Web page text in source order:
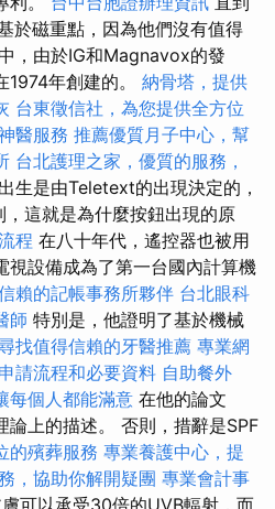
於磁重點，因為他們沒有值得
，由於IG和Magnavox的發
1974年創建的。 納骨塔，提供
台東徵信社，為您提供全方位
醫服務 推薦優質月子中心，幫
台北護理之家，優質的服務，
生是由Teletext的出現決定的，
這就是為什麼按鈕出現的原
程 在八十年代，遙控器也被用
視設備成為了第一台國內計算機
賴的記帳事務所夥伴 台北眼科
師 特別是，他證明了基於機械
找值得信賴的牙醫推薦 專業網
請流程和必要資料 自助餐外
每個人都能滿意 在他的論文
論上的描述。 否則，措辭是SPF
的殯葬服務 專業養護中心，提
，協助你解開疑團 專業會計事
可以承受30倍的UVB輻射，而